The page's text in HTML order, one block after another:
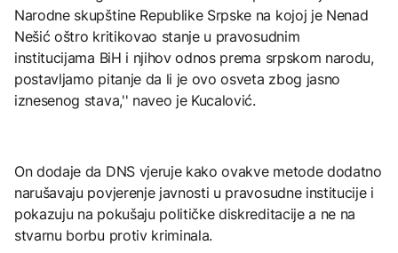
Narodne skupštine Republike Srpske na kojoj je Nenad
Nešić oštro kritikovao stanje u pravosudnim
institucijama BiH i njihov odnos prema srpskom narodu,
postavljamo pitanje da li je ovo osveta zbog jasno
iznesenog stava,'' naveo je Kucalović.
On dodaje da DNS vjeruje kako ovakve metode dodatno
narušavaju povjerenje javnosti u pravosudne institucije i
pokazuju na pokušaju političke diskreditacije a ne na
stvarnu borbu protiv kriminala.